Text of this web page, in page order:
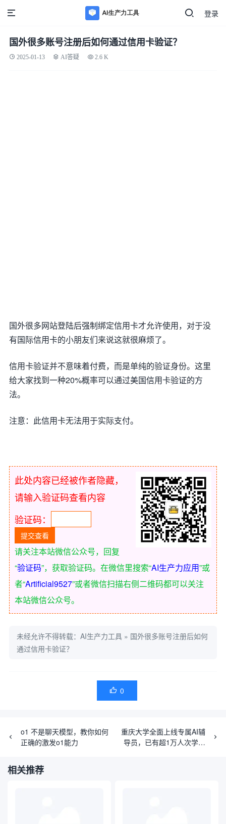
登录
国外很多账号注册后如何通过信用卡验证？
2025-01-13 AI答疑 2.6 K
国外很多网站登陆后强制绑定信用卡才允许使用，对于没
有国际信用卡的小朋友们来说这就很麻烦了。
信用卡验证并不意味着付费，而是单纯的验证身份。这里
给大家找到一种20%概率可以通过美国信用卡验证的方
法。
注意：此信用卡无法用于实际支付。
此处内容已经被作者隐藏，
请输入验证码查看内容
验证码：
请关注本站微信公众号，回复
“验证码”，获取验证码。在微信里搜索“AI生产力应用”或
者“Artificial9527”或者微信扫描右侧二维码都可以关注
本站微信公众号。
未经允许不得转载： AI生产力工具 » 国外很多账号注册后如何
通过信用卡验证？
 0
o1 不是聊天模型，教你如何
正确的激发o1能力
重庆大学全面上线专属AI辅
导员，已有超1万人次学生
相关推荐